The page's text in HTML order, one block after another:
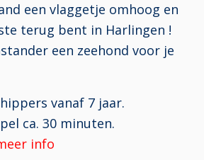
een vlaggetje omhoog en
terug bent in Harlingen !
een zeehond voor je
vanaf 7 jaar.
ca. 30 minuten.
info